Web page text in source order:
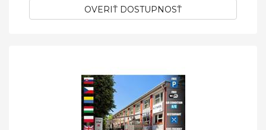
OVERIŤ DOSTUPNOSŤ